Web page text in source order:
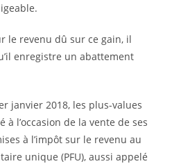
le revenu dû sur ce gain, il
enregistre un abattement
janvier 2018, les plus-values
l’occasion de la vente de ses
à l’impôt sur le revenu au
unique (PFU), aussi appelé